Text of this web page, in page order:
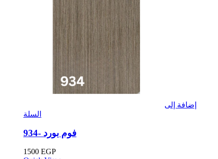
إضافة إلى
السلة
فوم بورد -934
1500 EGP